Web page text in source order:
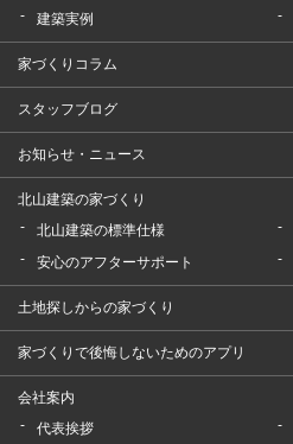
建築実例
家づくりコラム
スタッフブログ
お知らせ・ニュース
北山建築の家づくり
北山建築の標準仕様
安心のアフターサポート
土地探しからの家づくり
家づくりで後悔しないためのアプリ
会社案内
代表挨拶